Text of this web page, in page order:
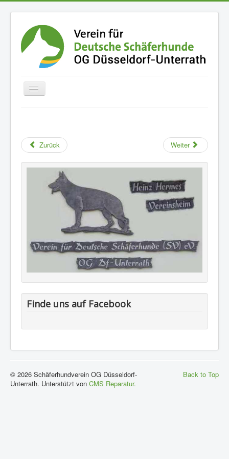
Termine
Fotoalben
Der Schäferhund
Buchempfehlungen
Kontakt
Impressum
Zurück Weiter
Finde uns auf Facebook
Back to Top
© 2026 Schäferhundverein OG Düsseldorf-
Unterrath. Unterstützt von CMS Reparatur.